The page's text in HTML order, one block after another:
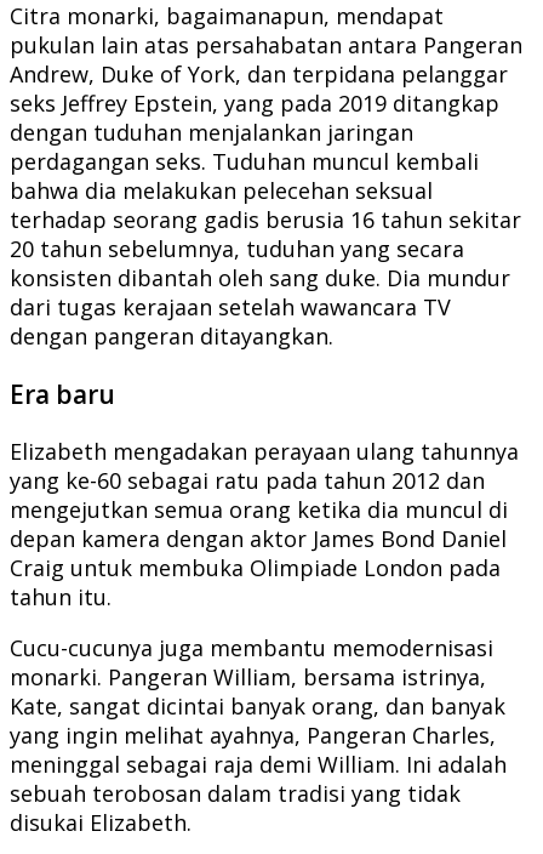
Citra monarki, bagaimanapun, mendapat
pukulan lain atas persahabatan antara Pangeran
Andrew, Duke of York, dan terpidana pelanggar
seks Jeffrey Epstein, yang pada 2019 ditangkap
dengan tuduhan menjalankan jaringan
perdagangan seks. Tuduhan muncul kembali
bahwa dia melakukan pelecehan seksual
terhadap seorang gadis berusia 16 tahun sekitar
20 tahun sebelumnya, tuduhan yang secara
konsisten dibantah oleh sang duke. Dia mundur
dari tugas kerajaan setelah wawancara TV
dengan pangeran ditayangkan.
Era baru
Elizabeth mengadakan perayaan ulang tahunnya
yang ke-60 sebagai ratu pada tahun 2012 dan
mengejutkan semua orang ketika dia muncul di
depan kamera dengan aktor James Bond Daniel
Craig untuk membuka Olimpiade London pada
tahun itu.
Cucu-cucunya juga membantu memodernisasi
monarki. Pangeran William, bersama istrinya,
Kate, sangat dicintai banyak orang, dan banyak
yang ingin melihat ayahnya, Pangeran Charles,
meninggal sebagai raja demi William. Ini adalah
sebuah terobosan dalam tradisi yang tidak
disukai Elizabeth.